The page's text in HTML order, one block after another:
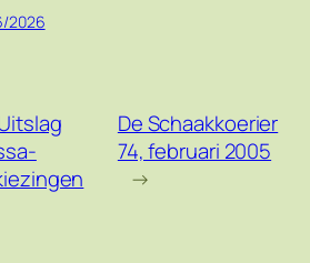
2026
De Schaakkoerier
74, februari 2005
→